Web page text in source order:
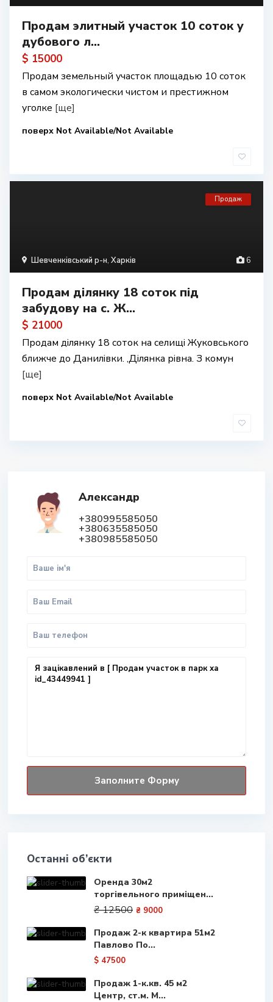
Продам элитный участок 10 соток у
дубового л...
$ 15000
Продам земельный участок площадью 10 соток
в самом экологически чистом и престижном
уголке [ще]
поверх Not Available/Not Available
6
Шевченківський р-н, Харків
Продаж
Продам ділянку 18 соток під
забудову на с. Ж...
$ 21000
Продам ділянку 18 соток на селищі Жуковського
ближче до Данилівки. ,Ділянка рівна. З комун
[ще]
поверх Not Available/Not Available
Александр
+380995585050
+380635585050
+380985585050
Останні об’єкти
Оренда 30м2
торгівельного приміщен...
₴ 12500 ₴ 9000
Продаж 2-к квартира 51м2
Павлово По...
$ 47500
Продаж 1-к.кв. 45 м2
Центр, ст.м. М...